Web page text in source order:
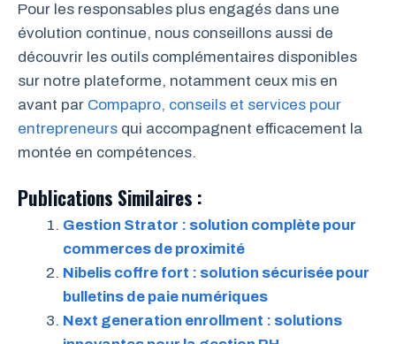
Pour les responsables plus engagés dans une
évolution continue, nous conseillons aussi de
découvrir les outils complémentaires disponibles
sur notre plateforme, notamment ceux mis en
avant par Compapro, conseils et services pour
entrepreneurs qui accompagnent efficacement la
montée en compétences.
Publications Similaires :
Gestion Strator : solution complète pour
commerces de proximité
Nibelis coffre fort : solution sécurisée pour
bulletins de paie numériques
Next generation enrollment : solutions